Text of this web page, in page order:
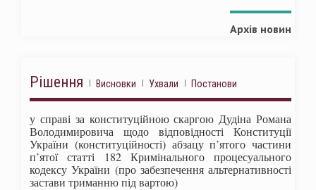
Архів новин
Рішення Висновки Ухвали Постанови
у справі за конституційною скаргою Дудіна Романа
Володимировича щодо відповідності Конституції
України (конституційності) абзацу п’ятого частини
п’ятої статті 182 Кримінального процесуального
кодексу України (про забезпечення альтернативності
застави триманню під вартою)